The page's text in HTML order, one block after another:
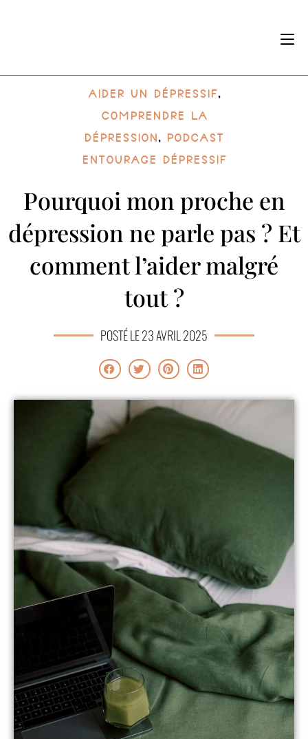
aider un dépressif,
Comprendre la
dépression, Podcast
entourage dépressif
Pourquoi mon proche en
dépression ne parle pas ? Et
comment l’aider malgré
tout ?
POSTÉ LE 23 AVRIL 2025